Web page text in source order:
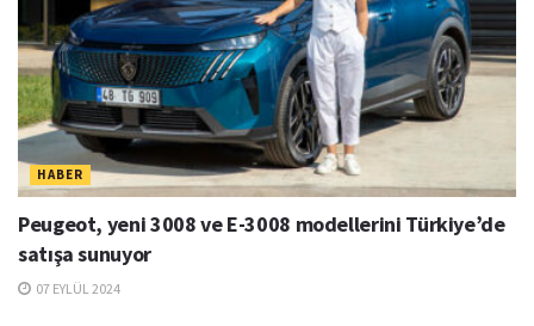
HABER
Peugeot, yeni 3008 ve E-3008 modellerini Türkiye’de
satışa sunuyor
07 EYLÜL 2024